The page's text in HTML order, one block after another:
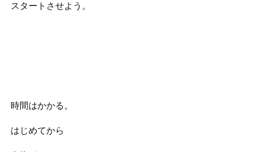
スタートさせよう。
時間はかかる。
はじめてから